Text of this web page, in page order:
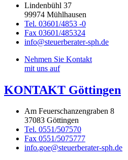
Lindenbühl 37
99974 Mühlhausen
Tel. 03601/4853 -0
Fax 03601/485324
info@steuerberater-sph.de
Nehmen Sie Kontakt
mit uns auf
KONTAKT Göttingen
Am Feuerschanzengraben 8
37083 Göttingen
Tel. 0551/507570
Fax 0551/5075777
info.goe@steuerberater-sph.de